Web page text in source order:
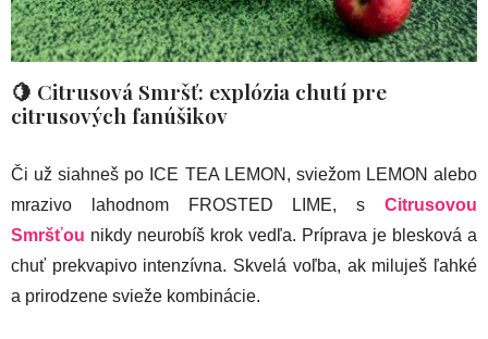
🍋 Citrusová Smršť: explózia chutí pre
citrusových fanúšikov
Či už siahneš po ICE TEA LEMON, sviežom LEMON alebo
mrazivo lahodnom FROSTED LIME, s Citrusovou
Smršťou nikdy neurobíš krok vedľa. Príprava je blesková a
chuť prekvapivo intenzívna. Skvelá voľba, ak miluješ ľahké
a prirodzene svieže kombinácie.